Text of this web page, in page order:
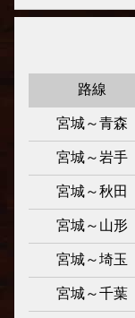
路線
宮城～青森
宮城～岩手
宮城～秋田
宮城～山形
宮城～埼玉
宮城～千葉